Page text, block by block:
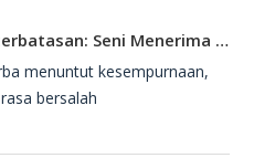
Mengaku Cinta Di Balik Keterbatasan: Seni Menerima Diri Di Hadapan Ilahi
menuntut kesempurnaan,
bersalah